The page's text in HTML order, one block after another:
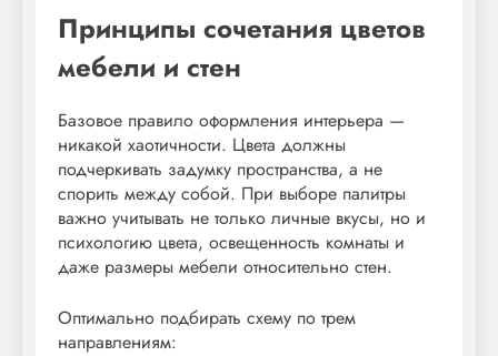
Принципы сочетания цветов
мебели и стен
Базовое правило оформления интерьера —
никакой хаотичности. Цвета должны
подчеркивать задумку пространства, а не
спорить между собой. При выборе палитры
важно учитывать не только личные вкусы, но и
психологию цвета, освещенность комнаты и
даже размеры мебели относительно стен.
Оптимально подбирать схему по трем
направлениям: